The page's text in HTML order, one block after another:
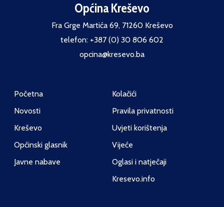
Općina Kreševo
Fra Grge Martića 69, 71260 Kreševo
telefon: +387 (0) 30 806 602
opcina@kresevo.ba
Početna
Novosti
Kreševo
Općinski glasnik
Javne nabave
Kolačići
Pravila privatnosti
Uvjeti korištenja
Vijeće
Oglasi i natječaji
Kresevo.info